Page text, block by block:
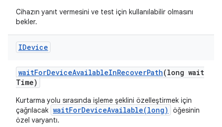
Cihazın yanıt vermesini ve test için kullanılabilir olmasını
bekler.
IDevice
waitForDeviceAvailableInRecoverPath(long wait
Time)
Kurtarma yolu sırasında işleme şeklini özelleştirmek için
çağrılacak waitForDeviceAvailable(long)
öğesinin
özel varyantı.